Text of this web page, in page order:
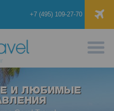
+7 (495) 109-27-70
И ЛЮБИМЫЕ